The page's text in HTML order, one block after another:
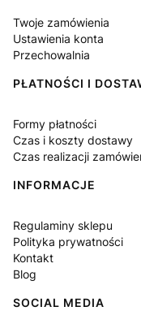
Twoje zamówienia
Ustawienia konta
Przechowalnia
PŁATNOŚCI I
Formy płatności
Czas i koszty dostawy
Czas realizacji
INFORMACJE
Regulaminy sklepu
Polityka prywatności
Kontakt
Blog
SOCIAL MEDIA